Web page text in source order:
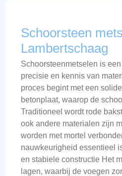
Schoorsteen
Lambertschaag
Schoorsteenmetselen is
precisie en kennis van
proces begint met een
betonplaat, waarop de
Traditioneel wordt rode
ook andere materialen zijn
worden met mortel
nauwkeurigheid essentieel
en stabiele constructie Het
lagen, waarbij de voegen